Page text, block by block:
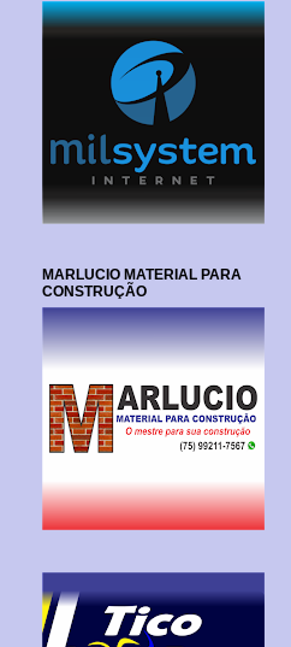
MARLUCIO MATERIAL PARA
CONSTRUÇÃO